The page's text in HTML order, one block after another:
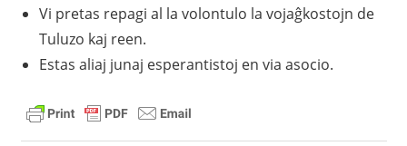
Vi pretas repagi al la volontulo la vojaĝkostojn de
Tuluzo kaj reen.
Estas aliaj junaj esperantistoj en via asocio.